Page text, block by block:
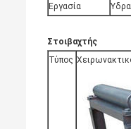
Εργασία
Στοιβαχτής
Τύπος